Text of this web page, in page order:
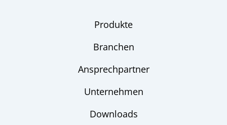
Produkte
Branchen
Ansprechpartner
Unternehmen
Downloads